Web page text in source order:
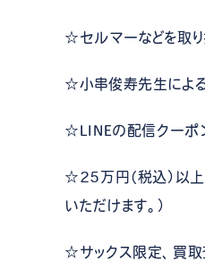
☆セルマーなどを取り
☆小串俊寿先生による
☆LINEの配信クーポ
☆25万円（税込）以上
いただけます。）
☆サックス限定、買